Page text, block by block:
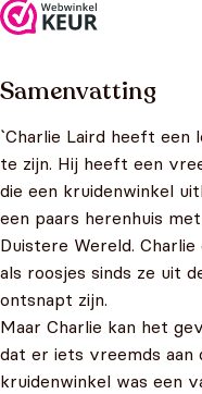
Samenvatting
`Charlie Laird heeft een
te zijn. Hij heeft een
die een kruidenwinkel
een paars herenhuis
Duistere Wereld.
als roosjes sinds ze uit
ontsnapt zijn.
Maar Charlie kan het
dat er iets vreemds aan
kruidenwinkel was een